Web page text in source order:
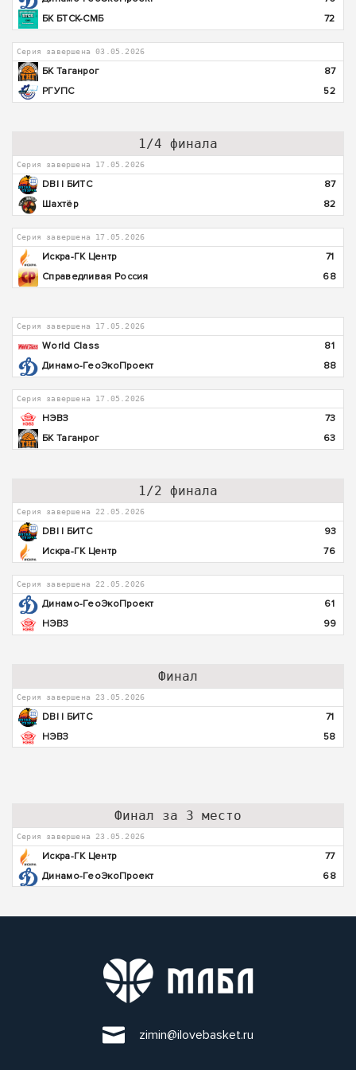
БК БТСК-СМБ
72
Серия завершена 03.05.2026
БК Таганрог
87
РГУПС
52
1/4 финала
Серия завершена 17.05.2026
DBI | БИТС
87
Шахтёр
82
Серия завершена 17.05.2026
Искра-ГК Центр
71
Справедливая Россия
68
Серия завершена 17.05.2026
World Class
81
Динамо-ГеоЭкоПроект
88
Серия завершена 17.05.2026
НЭВЗ
73
БК Таганрог
63
1/2 финала
Серия завершена 22.05.2026
DBI | БИТС
93
Искра-ГК Центр
76
Серия завершена 22.05.2026
Динамо-ГеоЭкоПроект
61
НЭВЗ
99
Финал
Серия завершена 23.05.2026
DBI | БИТС
71
НЭВЗ
58
Финал за 3 место
Серия завершена 23.05.2026
Искра-ГК Центр
77
Динамо-ГеоЭкоПроект
68
zimin@ilovebasket.ru